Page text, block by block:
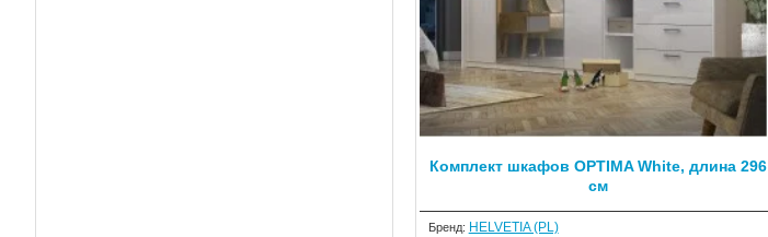
Бренд: HELVETIA (PL)
Комплект шкафов OPTIMA White, длина 296
см